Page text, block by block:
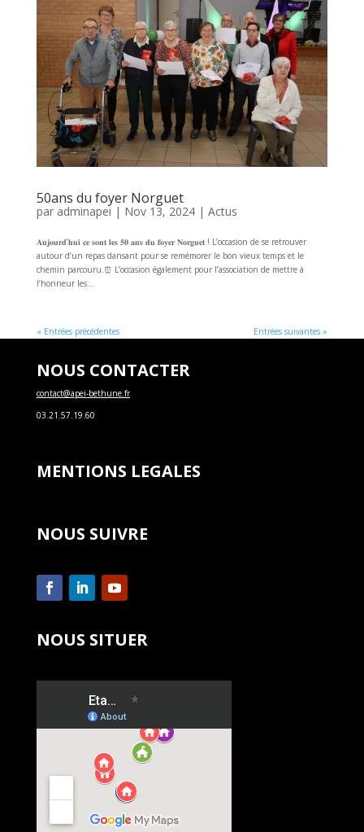
50ans du foyer Norguet
par adminapei | Nov 13, 2024| Actus
𝐀𝐮𝐣𝐨𝐮𝐫𝐝’𝐡𝐮𝐢 𝐜𝐞 𝐬𝐨𝐧𝐭 𝐥𝐞𝐬 𝟓𝟎 𝐚𝐧𝐬 𝐝𝐮 𝐟𝐨𝐲𝐞𝐫 𝐍𝐨𝐫𝐠𝐮𝐞𝐭 ! L’occasion de se retrouver
autour d’un repas dansant pour se remémorer le bon vieux temps et le
chemin parcouru.⏰ L’occasion également pour l’association de mettre à
l’honneur les...
« Entrées précédentes Entrées suivantes »
NOUS CONTACTER
contact@apei-bethune.fr
03.21.57.19.60
MENTIONS LEGALES
NOUS SUIVRE
NOUS SITUER